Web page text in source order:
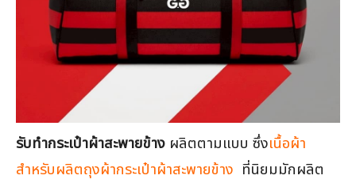
รับทำกระเป๋าผ้าสะพายข้าง ผลิตตามแบบ ซึ่งเนื้อผ้า
สำหรับผลิตถุงผ้ากระเป๋าผ้าสะพายข้าง ที่นิยมมักผลิต